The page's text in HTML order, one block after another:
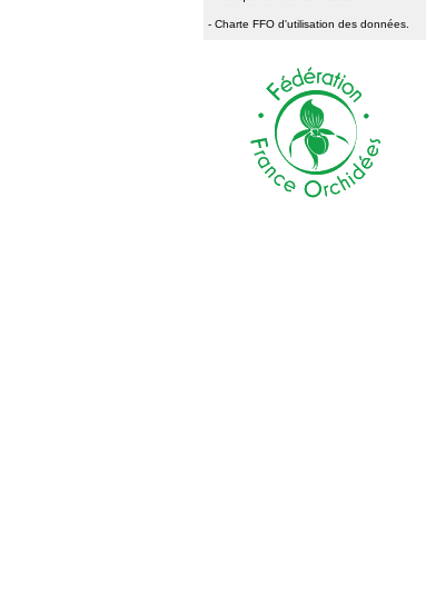
- Charte FFO d'utilisation des données.